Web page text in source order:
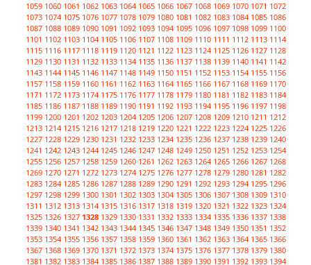
1059 1060 1061 1062 1063 1064 1065 1066 1067 1068 1069 1070 1071 1072
1073 1074 1075 1076 1077 1078 1079 1080 1081 1082 1083 1084 1085 1086
1087 1088 1089 1090 1091 1092 1093 1094 1095 1096 1097 1098 1099 1100
1101 1102 1103 1104 1105 1106 1107 1108 1109 1110 1111 1112 1113 1114
1115 1116 1117 1118 1119 1120 1121 1122 1123 1124 1125 1126 1127 1128
1129 1130 1131 1132 1133 1134 1135 1136 1137 1138 1139 1140 1141 1142
1143 1144 1145 1146 1147 1148 1149 1150 1151 1152 1153 1154 1155 1156
1157 1158 1159 1160 1161 1162 1163 1164 1165 1166 1167 1168 1169 1170
1171 1172 1173 1174 1175 1176 1177 1178 1179 1180 1181 1182 1183 1184
1185 1186 1187 1188 1189 1190 1191 1192 1193 1194 1195 1196 1197 1198
1199 1200 1201 1202 1203 1204 1205 1206 1207 1208 1209 1210 1211 1212
1213 1214 1215 1216 1217 1218 1219 1220 1221 1222 1223 1224 1225 1226
1227 1228 1229 1230 1231 1232 1233 1234 1235 1236 1237 1238 1239 1240
1241 1242 1243 1244 1245 1246 1247 1248 1249 1250 1251 1252 1253 1254
1255 1256 1257 1258 1259 1260 1261 1262 1263 1264 1265 1266 1267 1268
1269 1270 1271 1272 1273 1274 1275 1276 1277 1278 1279 1280 1281 1282
1283 1284 1285 1286 1287 1288 1289 1290 1291 1292 1293 1294 1295 1296
1297 1298 1299 1300 1301 1302 1303 1304 1305 1306 1307 1308 1309 1310
1311 1312 1313 1314 1315 1316 1317 1318 1319 1320 1321 1322 1323 1324
1325 1326 1327 1328 1329 1330 1331 1332 1333 1334 1335 1336 1337 1338
1339 1340 1341 1342 1343 1344 1345 1346 1347 1348 1349 1350 1351 1352
1353 1354 1355 1356 1357 1358 1359 1360 1361 1362 1363 1364 1365 1366
1367 1368 1369 1370 1371 1372 1373 1374 1375 1376 1377 1378 1379 1380
1381 1382 1383 1384 1385 1386 1387 1388 1389 1390 1391 1392 1393 1394